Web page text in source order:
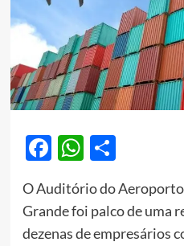
Facebook
Share
O Auditório do
Grande foi palco de uma
dezenas de empresários